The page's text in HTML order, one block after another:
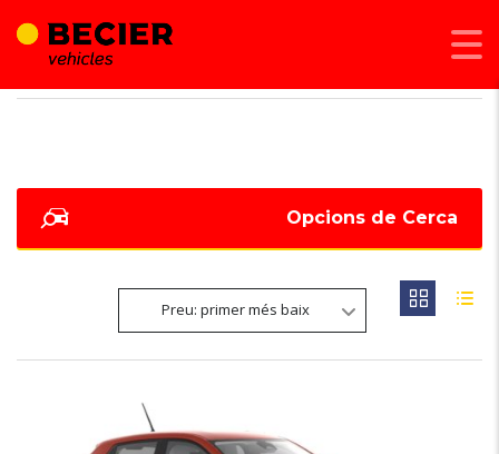
Opcions de Cerca
Preu: primer més baix